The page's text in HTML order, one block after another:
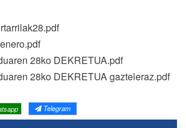
28ko DEKRETUA.pdf
28ko DEKRETUA gazteleraz.pdf
Telegram